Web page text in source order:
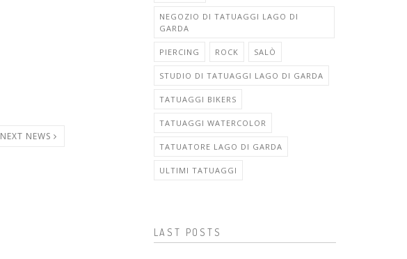
NEXT NEWS
NEGOZIO DI TATUAGGI LAGO DI
GARDA
PIERCING ROCK SALÒ
STUDIO DI TATUAGGI LAGO DI GARDA
TATUAGGI BIKERS
TATUAGGI WATERCOLOR
TATUATORE LAGO DI GARDA
ULTIMI TATUAGGI
LAST POSTS